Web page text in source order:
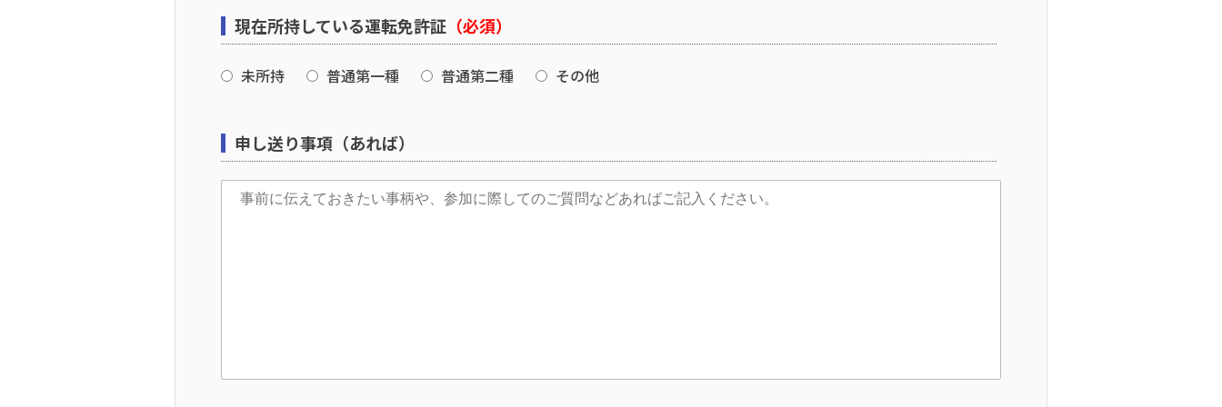
現在所持している運転免許証 （必須）
未所持 普通第一種 普通第二種 その他
申し送り事項（あれば）